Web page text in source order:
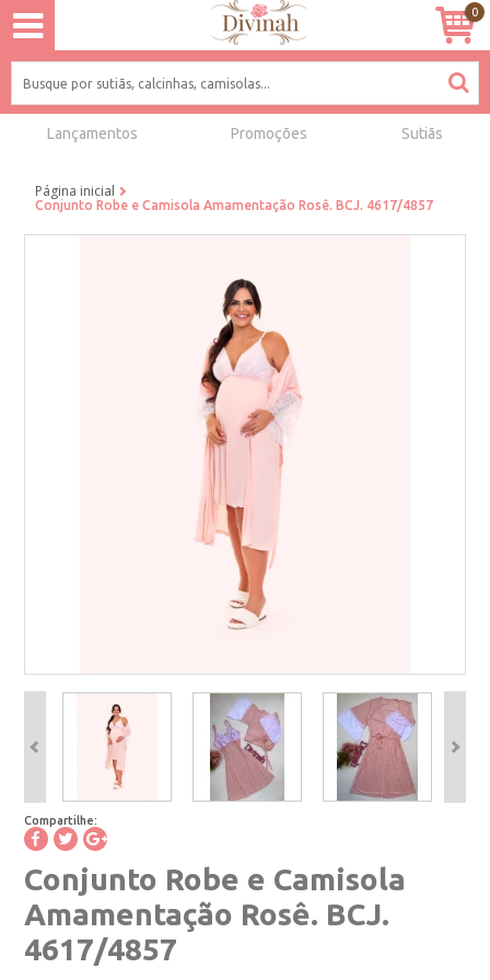
0
Lançamentos Promoções Sutiãs
Página inicial
Conjunto Robe e Camisola Amamentação Rosê. BCJ. 4617/4857
Compartilhe:
Conjunto Robe e Camisola
Amamentação Rosê. BCJ.
4617/4857